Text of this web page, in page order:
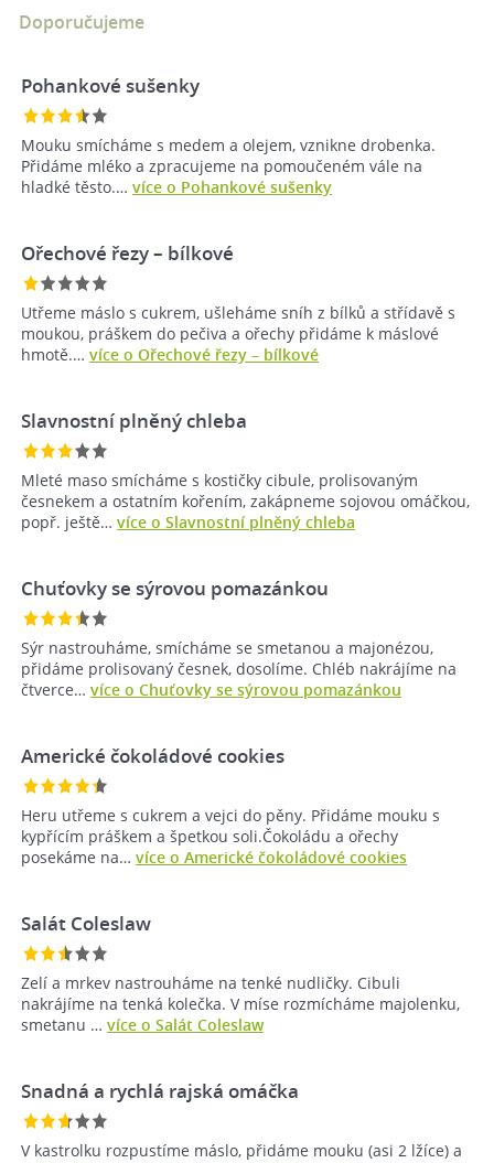
Doporučujeme
Pohankové sušenky
Mouku smícháme s medem a olejem, vznikne drobenka.
Přidáme mléko a zpracujeme na pomoučeném vále na
hladké těsto.… více o Pohankové sušenky
Ořechové řezy – bílkové
Utřeme máslo s cukrem, ušleháme sníh z bílků a střídavě s
moukou, práškem do pečiva a ořechy přidáme k máslové
hmotě.… více o Ořechové řezy – bílkové
Slavnostní plněný chleba
Mleté maso smícháme s kostičky cibule, prolisovaným
česnekem a ostatním kořením, zakápneme sojovou omáčkou,
popř. ještě… více o Slavnostní plněný chleba
Chuťovky se sýrovou pomazánkou
Sýr nastrouháme, smícháme se smetanou a majonézou,
přidáme prolisovaný česnek, dosolíme. Chléb nakrájíme na
čtverce… více o Chuťovky se sýrovou pomazánkou
Americké čokoládové cookies
Heru utřeme s cukrem a vejci do pěny. Přidáme mouku s
kypřícím práškem a špetkou soli.Čokoládu a ořechy
posekáme na… více o Americké čokoládové cookies
Salát Coleslaw
Zelí a mrkev nastrouháme na tenké nudličky. Cibuli
nakrájíme na tenká kolečka. V míse rozmícháme majolenku,
smetanu … více o Salát Coleslaw
Snadná a rychlá rajská omáčka
V kastrolku rozpustíme máslo, přidáme mouku (asi 2 lžíce) a